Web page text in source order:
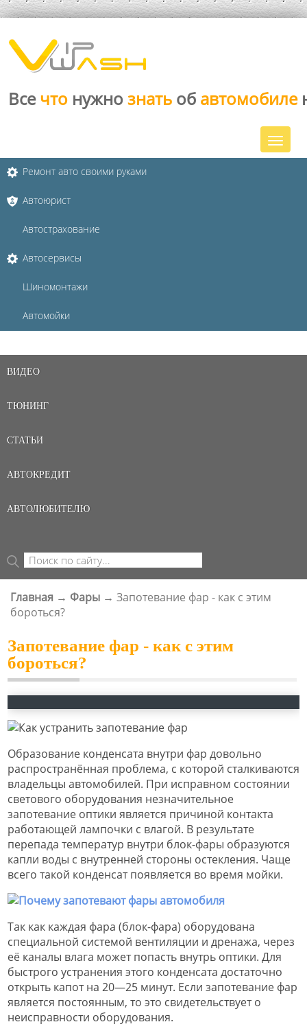
Все что нужно знать об автомобиле
Ремонт авто своими руками
Автоюрист
Автострахование
Автосервисы
Шиномонтажи
Автомойки
ВИДЕО
ТЮНИНГ
СТАТЬИ
АВТОКРЕДИТ
АВТОЛЮБИТЕЛЮ
ФОРМА ПОИСКА
Поиск
ВЫ ЗДЕСЬ
Главная → Фары → Запотевание фар - как с этим
бороться?
Запотевание фар - как с этим
бороться?
Образование конденсата внутри фар довольно
распространённая проблема, с которой сталкиваются
владельцы автомобилей. При исправном состоянии
светового оборудования незначительное
запотевание оптики является причиной контакта
работающей лампочки с влагой. В результате
перепада температур внутри блок-фары образуются
капли воды с внутренней стороны остекления. Чаще
всего такой конденсат появляется во время мойки.
Так как каждая фара (блок-фара) оборудована
специальной системой вентиляции и дренажа, через
её каналы влага может попасть внутрь оптики. Для
быстрого устранения этого конденсата достаточно
открыть капот на 20—25 минут. Если запотевание фар
является постоянным, то это свидетельствует о
неисправности оборудования.